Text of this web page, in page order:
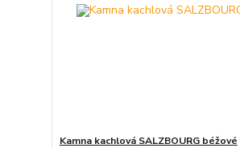
Kamna kachlová SALZBOURG béžové